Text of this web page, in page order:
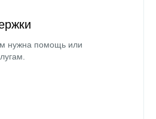
нужна помощь или